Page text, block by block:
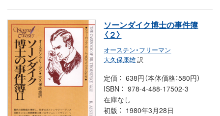
ソーンダイク博士の事件簿
〈２〉
オースチン・フリーマン
大久保康雄訳
定価
638円（本体価格：580円）
ISBN
978-4-488-17502-3
在庫なし
初版
1980年3月28日